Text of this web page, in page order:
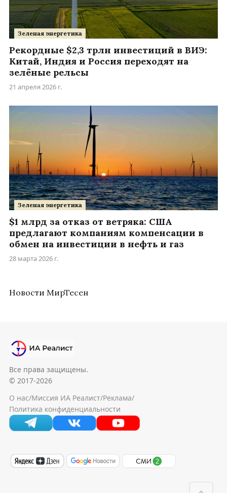
Зеленая энергетика
Рекордные $2,3 трлн инвестиций в ВИЭ:
Китай, Индия и Россия переходят на
зелёные рельсы
21 апреля 2026 г.
Зеленая энергетика
$1 млрд за отказ от ветряка: США
предлагают компаниям компенсации в
обмен на инвестиции в нефть и газ
28 марта 2026 г.
Новости МирТесен
Все права защищены.
© 2017-2026
О нас/Миссия ИА Реалист/Реклама/
Политика конфиденциальности